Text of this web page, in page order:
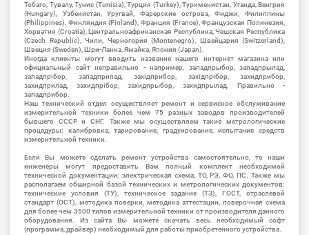
Тобаго, Тувалу, Тунис (Tunisia), Турция (Turkey), Туркменистан, Уганда, Венгрия
(Hungary), Узбекистан, Уругвай, Фарерские острова, Фиджи, Филиппины
(Philippines), Финляндия (Finland), Франция (France), Французская Полинезия,
Хорватия (Croatia), Центральноафриканская Республика, Чешская Республика
(Czech Republic), Чили, Черногория (Montenegro), Швейцария (Switzerland),
Швеция (Sweden), Шри-Ланка, Ямайка, Япония (Japan).
Иногда клиенты могут вводить название нашего интернет магазина или
официальный сайт неправильно - например, западпрыбор, западпрылад,
западпрібор, западприлад, західприбор, західпрібор, захидприбор,
захидприлад, захидпрібор, захидпрыбор, захидпрылад. Правильно -
западприбор.
Наш технический отдел осуществляет ремонт и сервисное обслуживание
измерительной техники более чем 75 разных заводов производителей
бывшего СССР и СНГ. Также мы осуществляем такие метрологические
процедуры: калибровка, тарирование, градуирование, испытание средств
измерительной техники.
Если Вы можете сделать ремонт устройства самостоятельно, то наши
инженеры могут предоставить Вам полный комплект необходимой
технической документации: электрическая схема, ТО, РЭ, ФО, ПС. Также мы
располагаем обширной базой технических и метрологических документов:
технические условия (ТУ), техническое задание (ТЗ), ГОСТ, отраслевой
стандарт (ОСТ), методика поверки, методика аттестации, поверочная схема
для более чем 3500 типов измерительной техники от производителя данного
оборудования. Из сайта Вы можете скачать весь необходимый софт
(программа, драйвер) необходимый для работы приобретенного устройства.